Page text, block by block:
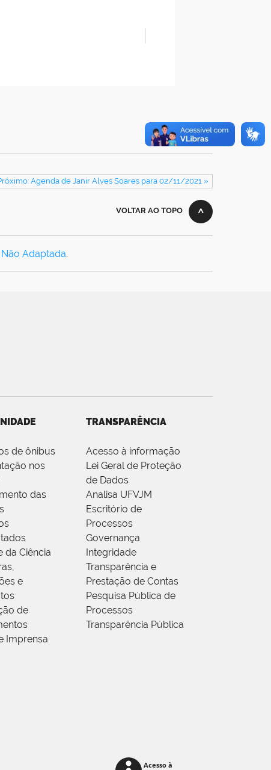
Agenda de Janir Alves Soares para 02/11/2021 »
VOLTAR AO TOPO
Adaptada.
de ônibus
nos
das
da Ciência
e
de
Imprensa
TRANSPARÊNCIA
Acesso à informação
Lei Geral de Proteção
de Dados
Analisa UFVJM
Escritório de
Processos
Governança
Integridade
Transparência e
Prestação de Contas
Pesquisa Pública de
Processos
Transparência Pública